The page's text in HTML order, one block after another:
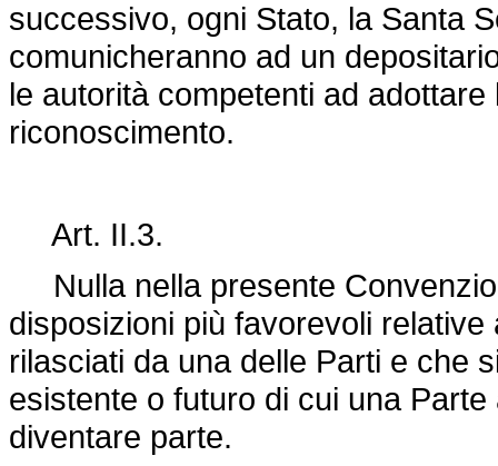
successivo, ogni Stato, la Santa
comunicheranno ad un
le autorità competenti ad
riconoscimento.
Art. II.3.
Nulla nella presente
disposizioni più favorevoli
rilasciati da una delle Parti e che
esistente o futuro di cui una
diventare parte.